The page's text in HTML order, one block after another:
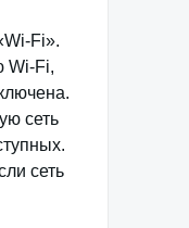
Fi».
Wi-Fi,
сеть
сеть